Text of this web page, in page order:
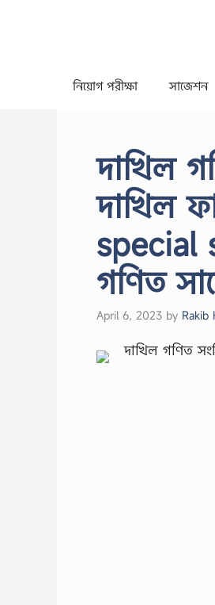
নিয়োগ পরীক্ষা সাজেশন
দাখিল
দাখিল
special
গণিত
April 6, 2023 by Rakib